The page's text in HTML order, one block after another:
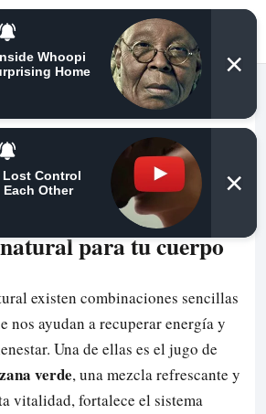
y manzana verde:
natural
para tu cuerpo
existen combinaciones sencillas
nos ayudan a recuperar energía y
Una de ellas es el jugo de
verde, una mezcla refrescante y
vitalidad, fortalece el sistema